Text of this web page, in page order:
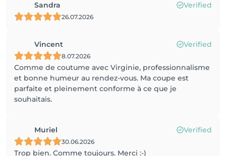
Sandra Verified
26.07.2026
Vincent Verified
8.07.2026
Comme de coutume avec Virginie, professionnalisme
et bonne humeur au rendez-vous. Ma coupe est
parfaite et pleinement conforme à ce que je
souhaitais.
Muriel Verified
30.06.2026
Trop bien. Comme toujours. Merci :-)